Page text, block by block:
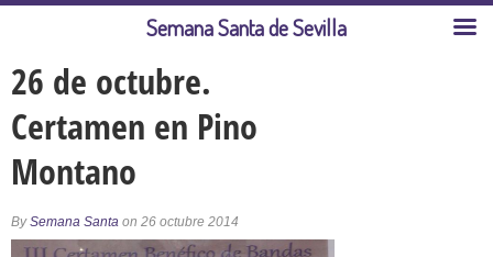
26 de octubre.
Certamen en Pino
Montano
BySemana Santa on 26 octubre 2014
Semana Santa de Sevilla